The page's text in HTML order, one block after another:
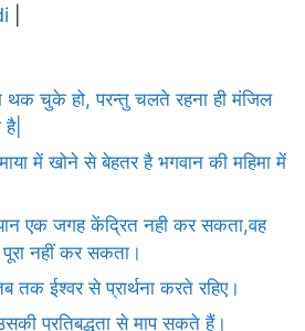
थक चुके हो, परन्तु चलते रहना ही मंजिल
में खोने से बेहतर है भगवान की महिमा में
एक जगह केंद्रित नही कर सकता,वह
नहीं कर सकता।
ईश्वर से प्रार्थना करते रहिए।
प्रतिबद्धता से माप सकते हैं।